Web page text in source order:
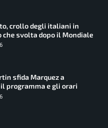
crollo degli italiani in
che svolta dopo il Mondiale
sfida Marquez a
programma e gli orari